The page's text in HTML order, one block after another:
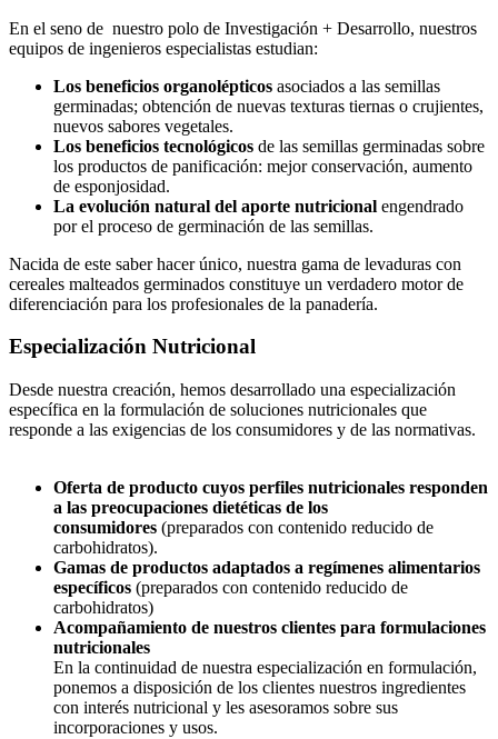
En el seno de nuestro polo de Investigación + Desarrollo, nuestros
equipos de ingenieros especialistas estudian:
Los beneficios organolépticos asociados a las semillas
germinadas; obtención de nuevas texturas tiernas o crujientes,
nuevos sabores vegetales.
Los beneficios tecnológicos de las semillas germinadas sobre
los productos de panificación: mejor conservación, aumento
de esponjosidad.
La evolución natural del aporte nutricional engendrado
por el proceso de germinación de las semillas.
Nacida de este saber hacer único, nuestra gama de levaduras con
cereales malteados germinados constituye un verdadero motor de
diferenciación para los profesionales de la panadería.
Especialización Nutricional
Desde nuestra creación, hemos desarrollado una especialización
específica en la formulación de soluciones nutricionales que
responde a las exigencias de los consumidores y de las normativas.
Oferta de producto cuyos perfiles nutricionales responden
a las preocupaciones dietéticas de los
consumidores (preparados con contenido reducido de
carbohidratos).
Gamas de productos adaptados a regímenes alimentarios
específicos (preparados con contenido reducido de
carbohidratos)
Acompañamiento de nuestros clientes para formulaciones
nutricionales
En la continuidad de nuestra especialización en formulación,
ponemos a disposición de los clientes nuestros ingredientes
con interés nutricional y les asesoramos sobre sus
incorporaciones y usos.